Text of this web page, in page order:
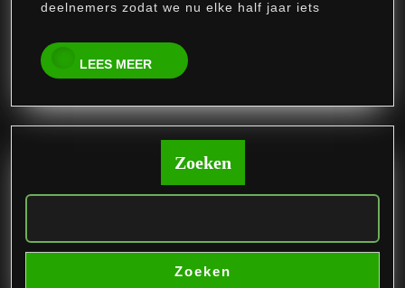
deelnemers zodat we nu elke half jaar iets
LEES MEER
LEES
MEER
Zoeken
Zoeken